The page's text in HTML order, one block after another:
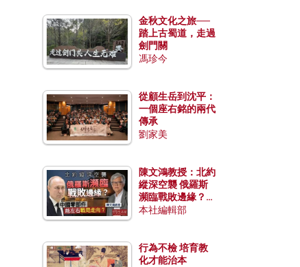
金秋文化之旅──
踏上古蜀道，走過
劍門關
馮珍今
從顧生岳到沈平：
一個座右銘的兩代
傳承
劉家美
陳文鴻教授：北約
縱深空襲 俄羅斯
瀕臨戰敗邊緣？中
國零部件能左右戰
本社編輯部
行為不檢 培育教
化才能治本